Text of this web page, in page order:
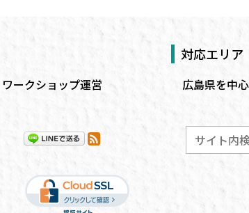
ワークショップ運営
対応エリア
広島県を中